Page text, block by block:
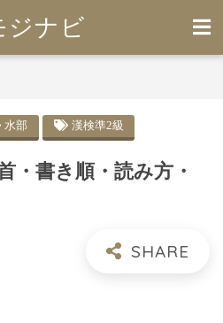
水部 漢検準2級
・書き順・読み方・